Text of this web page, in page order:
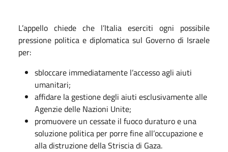
L’appello chiede che l’Italia eserciti ogni possibile
pressione politica e diplomatica sul Governo di Israele
per:
sbloccare immediatamente l’accesso agli aiuti
umanitari;
affidare la gestione degli aiuti esclusivamente alle
Agenzie delle Nazioni Unite;
promuovere un cessate il fuoco duraturo e una
soluzione politica per porre fine all’occupazione e
alla distruzione della Striscia di Gaza.